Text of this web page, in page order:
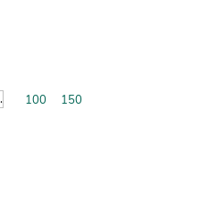
100 150